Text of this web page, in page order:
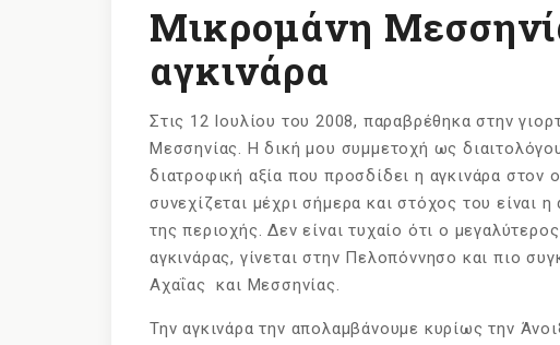
Μικρομάνη
αγκινάρα
Στις 12 Ιουλίου του 2008, παραβρέθηκα στην
Μεσσηνίας. Η δική μου συμμετοχή ως
διατροφική αξία που προσδίδει η αγκινάρα στον
συνεχίζεται μέχρι σήμερα και στόχος του είναι
της περιοχής. Δεν είναι τυχαίο ότι ο
αγκινάρας, γίνεται στην Πελοπόννησο και πιο
Αχαΐας και Μεσσηνίας.
Την αγκινάρα την απολαμβάνουμε κυρίως την